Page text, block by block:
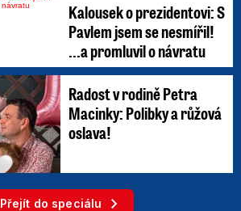
Kalousek o prezidentovi: S
Pavlem jsem se nesmířil!
...a promluvil o návratu
Radost v rodině Petra
Macinky: Polibky a růžová
oslava!
Přejít do speciálu